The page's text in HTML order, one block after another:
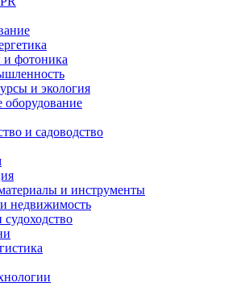
и фотоника
и экология
и садоводство
и инструменты
недвижимость